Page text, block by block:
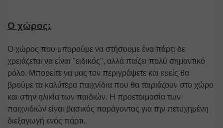
Ο χώρος:
Ο χώρος που μπορούμε να στήσουμε ένα πάρτι δε
χρειάζεται να είναι "ειδικός", αλλά παίζει πολύ σημαντικό
ρόλο. Μπορείτε να μας τον περιγράψετε και εμείς θα
βρούμε τα καλύτερα παιχνίδια που θα ταιριάζουν στο χώρο
και στην ηλικία των παιδιών. Η προετοιμασία των
παιχνιδιών είναι βασικός παράγοντας για την πετυχημένη
διεξαγωγή ενός πάρτι.